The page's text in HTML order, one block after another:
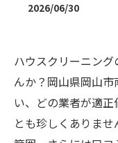
2026/06/30
ハウスクリーニン
んか？岡山県岡山
い、どの業者が適
とも珍しくありま